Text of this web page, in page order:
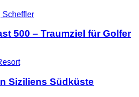
500 – Traumziel für Golfer
Siziliens Südküste